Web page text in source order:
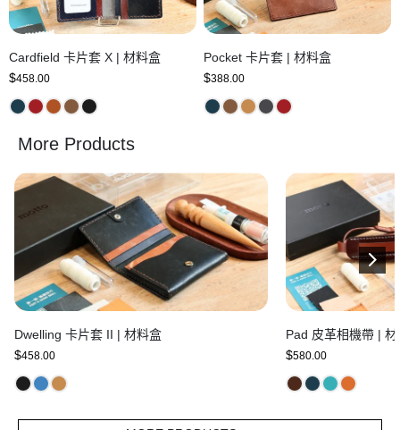
Cardfield 卡片套 X | 材料盒
$458.00
Pocket 卡片套 | 材料盒
$388.00
More Products
Dwelling 卡片套 II | 材料盒
$458.00
Pad 皮革相機帶 | 材
$580.00